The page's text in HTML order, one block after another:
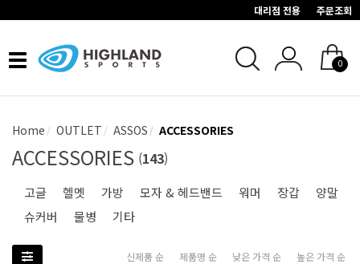
대리점 전용 주문조회
Toggle
navigation
0
Home OUTLET ASSOS ACCESSORIES
ACCESSORIES (143)
고글 헬멧 가방 모자 & 헤드밴드 워머 장갑
양말
슈커버
물병 기타
신제품 순 제품명 순 낮은 가격 순 높은 가격 순